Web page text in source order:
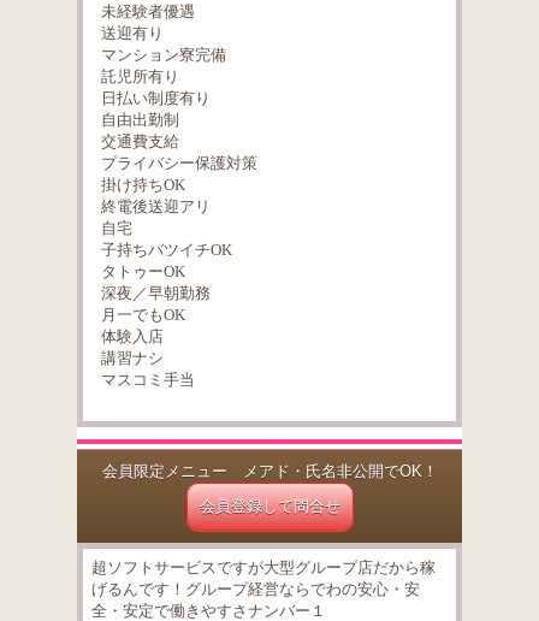
未経験者優遇
送迎有り
マンション寮完備
託児所有り
日払い制度有り
自由出勤制
交通費支給
プライバシー保護対策
掛け持ちOK
終電後送迎アリ
自宅
子持ちバツイチOK
タトゥーOK
深夜／早朝勤務
月一でもOK
体験入店
講習ナシ
マスコミ手当
会員限定メニュー メアド・氏名非公開でOK！
会員登録して問合せ
超ソフトサービスですが大型グループ店だから稼
げるんです！グループ経営ならでわの安心・安
全・安定で働きやすさナンバー１